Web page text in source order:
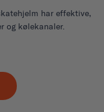
har effektive,
og kølekanaler.